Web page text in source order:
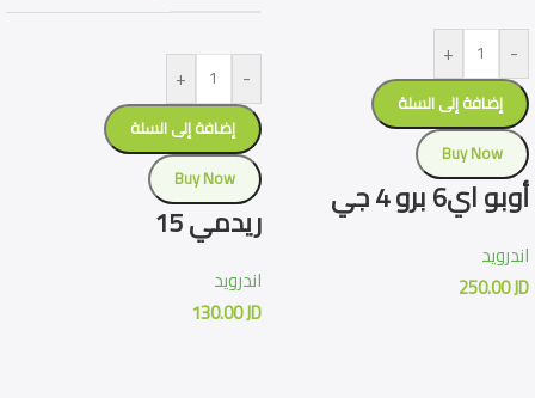
-
+
إضافة إلى السلة
Buy Now
أوبو اي6 برو 4 جي
اندرويد
250.00JD
-
+
إضافة إلى السلة
Buy Now
ريدمي 15
اندرويد
130.00JD